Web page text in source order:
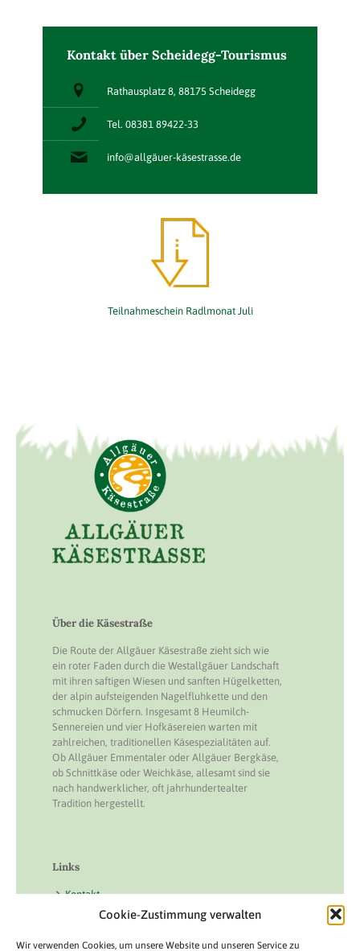
Cookie-Zustimmung verwalten
Wir verwenden Cookies, um unsere Website und unseren Service zu
Kontakt über Scheidegg-Tourismus
Rathausplatz 8, 88175 Scheidegg
Tel. 08381 89422-33
info@allgäuer-käsestrasse.de
Teilnahmeschein Radlmonat Juli
Über die Käsestraße
Die Route der Allgäuer Käsestraße zieht sich wie
ein roter Faden durch die Westallgäuer Landschaft
mit ihren saftigen Wiesen und sanften Hügelketten,
der alpin aufsteigenden Nagelfluhkette und den
schmucken Dörfern. Insgesamt 8 Heumilch-
Sennereien und vier Hofkäsereien warten mit
zahlreichen, traditionellen Käsespezialitäten auf.
Ob Allgäuer Emmentaler oder Allgäuer Bergkäse,
ob Schnittkäse oder Weichkäse, allesamt sind sie
nach handwerklicher, oft jahrhundertealter
Tradition hergestellt.
Links
Kontakt
Impressum
Datenschutz